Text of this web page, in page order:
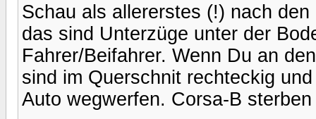
Schau als allererstes (!) nach
das sind Unterzüge unter der
Fahrer/Beifahrer. Wenn Du an
sind im Querschnit rechteckig
Auto wegwerfen. Corsa-B